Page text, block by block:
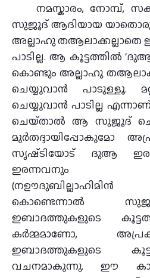
നമസ്കാരം, നോമ്പ്,
സുജൂദ് ആദിയായ
അല്ലാഹു തആലാക്കല്ലാതെ
പാടില്ല. ആ കൂട്ടത്തിൽ
കൊണ്ടും അല്ലാഹു
ചെയ്യുവാൻ പാടുള്ളൂ.
ചെയ്യുവാൻ പാടില്ല
ചെയ്‌താൽ ആ സുജൂദ്
മുർതദ്ദായിപ്പോകുമോ
സൃഷ്‌ടിയോട് ദുആ
ഇരന്നവനും
കൊണ്ടെന്നാൽ
ഇബാദത്തുകളുടെ
കർമ്മമാണോ,
ഇബാദത്തുകളുടെ
വചനമാകുന്നു. ഈ